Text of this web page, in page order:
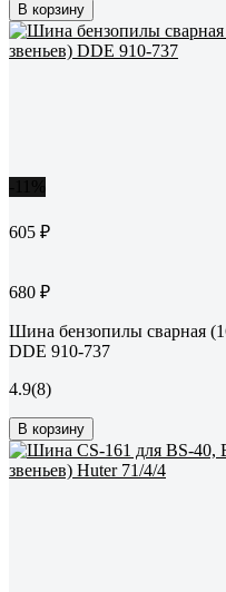
В корзину
605 ₽
680 ₽
Шина бензопилы сварная
DDE 910-737
4.9(8)
В корзину